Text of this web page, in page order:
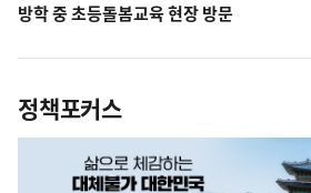
방학 중 초등돌봄교육 현장 방문
정책포커스